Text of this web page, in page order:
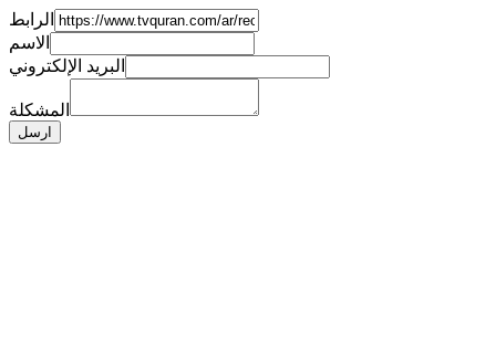
الرابط
الاسم
البريد الإلكتروني
المشكلة
ارسل